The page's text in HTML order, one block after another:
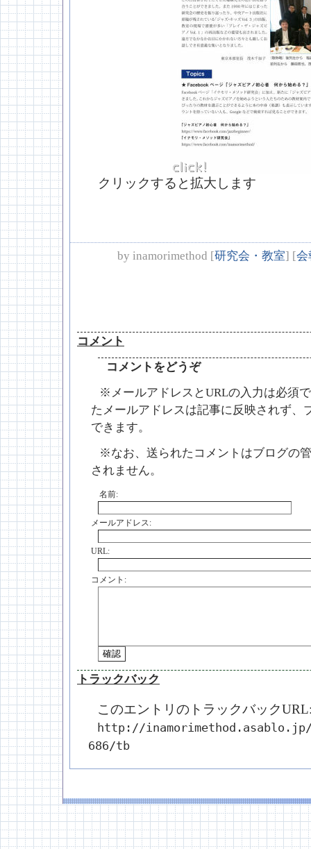
クリックすると拡大します
by inamorimethod [研究会・教室] [会
コメント
コメントをどうぞ
※メールアドレスとURLの入力は必須
たメールアドレスは記事に反映されず、
できます。
※なお、送られたコメントはブログの
されません。
名前:
メールアドレス:
URL:
コメント:
トラックバック
このエントリのトラックバック
http://
686/tb